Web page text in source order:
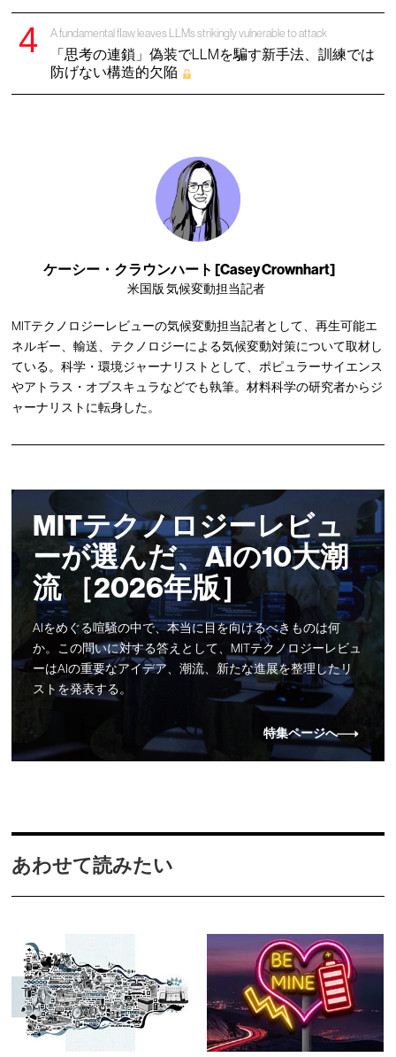
A fundamental flaw leaves LLMs strikingly vulnerable to attack
「思考の連鎖」偽装でLLMを騙す新手法、訓練では
防げない構造的欠陥
ケーシー・クラウンハート [Casey Crownhart]
米国版 気候変動担当記者
MITテクノロジーレビューの気候変動担当記者として、再生可能エ
ネルギー、輸送、テクノロジーによる気候変動対策について取材し
ている。科学・環境ジャーナリストとして、ポピュラーサイエンス
やアトラス・オブスキュラなどでも執筆。材料科学の研究者からジ
ャーナリストに転身した。
MITテクノロジーレビュ
ーが選んだ、AIの10大潮
流 ［2026年版］
AIをめぐる喧騒の中で、本当に目を向けるべきものは何
か。この問いに対する答えとして、MITテクノロジーレビュ
ーはAIの重要なアイデア、潮流、新たな進展を整理したリ
ストを発表する。
特集ページへ
あわせて読みたい